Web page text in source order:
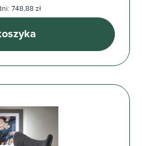
748,88 zł